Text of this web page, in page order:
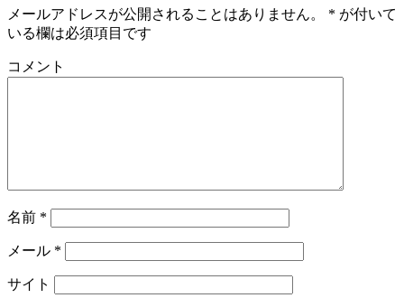
メールアドレスが公開されることはありません。 * が付いて
いる欄は必須項目です
コメント
名前 *
メール *
サイト